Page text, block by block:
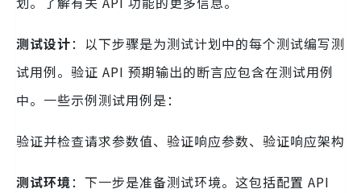
测试设计：以下步骤是为测试计划中的每个测试编写测
试用例。验证 API 预期输出的断言应包含在测试用例
中。一些示例测试用例是：
验证并检查请求参数值、验证响应参数、验证响应架构
测试环境：下一步是准备测试环境。这包括配置 API